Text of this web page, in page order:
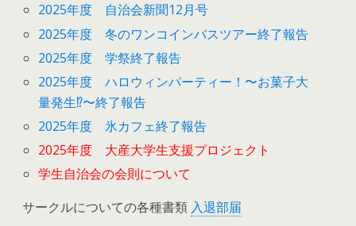
2025年度 自治会新聞12月号
2025年度 冬のワンコインバスツアー終了報告
2025年度 学祭終了報告
2025年度 ハロウィンパーティー！〜お菓子大
量発生⁉︎〜終了報告
2025年度 氷カフェ終了報告
2025年度 大産大学生支援プロジェクト
学生自治会の会則について
サークルについての各種書類 入退部届